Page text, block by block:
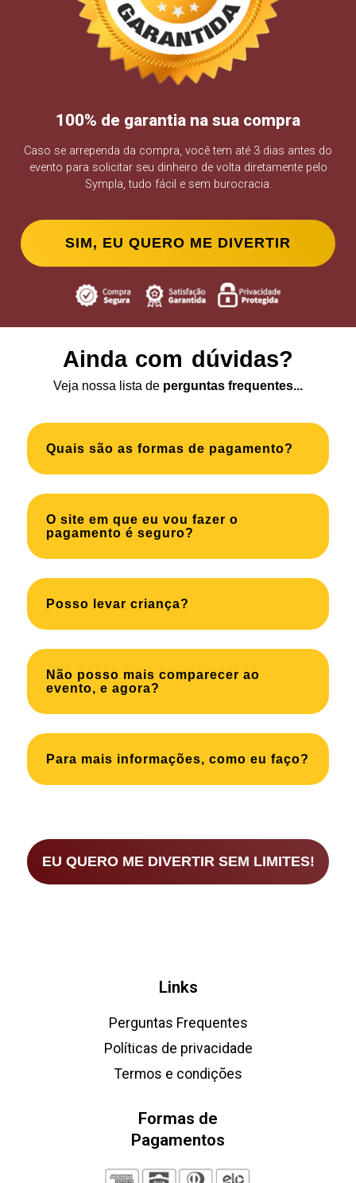
100% de garantia na sua compra
Caso se arrependa da compra, você tem até 3 dias antes do
evento para solicitar seu dinheiro de volta diretamente pelo
Sympla, tudo fácil e sem burocracia.
SIM, EU QUERO ME DIVERTIR
Ainda com dúvidas?
Veja nossa lista de perguntas frequentes...
Quais são as formas de pagamento?
O site em que eu vou fazer o
pagamento é seguro?
Posso levar criança?
Não posso mais comparecer ao
evento, e agora?
Para mais informações, como eu faço?
EU QUERO ME DIVERTIR SEM LIMITES!
Links
Perguntas Frequentes
Políticas de privacidade
Termos e condições
Formas de
Pagamentos